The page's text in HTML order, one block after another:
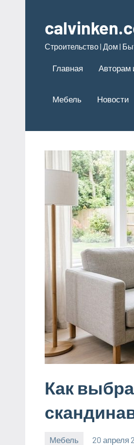
содержимому
Строительство | Дом |
Главная Авторам
Мебель Новости
Как
Мебель 20 апреля